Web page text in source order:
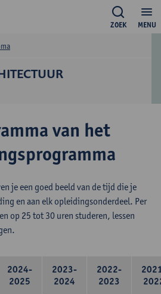
MENU
ZOEK
van het
je een goed beeld van de tijd die je
en aan elk opleidingsonderdeel. Per
op 25 tot 30 uren studeren, lessen
2024-
2025
2023-
2024
2022-
2023